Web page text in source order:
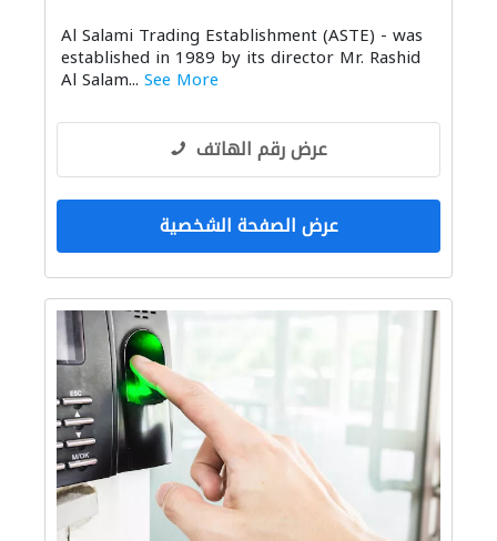
Al Salami Trading Establishment (ASTE) - was
established in 1989 by its director Mr. Rashid
Al Salam... See More
عرض رقم الهاتف
عرض الصفحة الشخصية